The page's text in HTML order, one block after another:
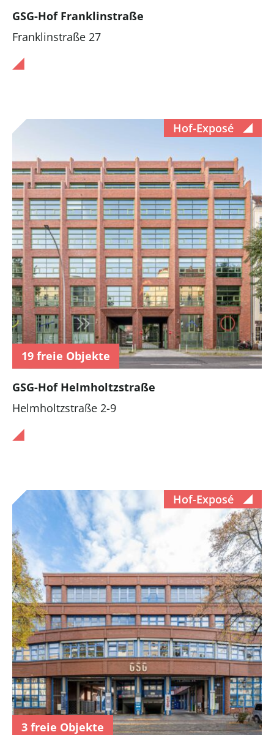
GSG-Hof Franklinstraße
Franklinstraße 27
19 freie Objekte
GSG-Hof Helmholtzstraße
Helmholtzstraße 2-9
Hof-Exposé
3 freie Objekte
Hof-Exposé